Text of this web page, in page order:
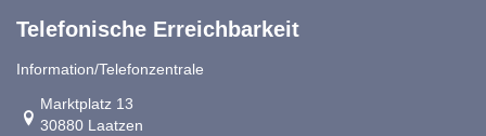
Telefonische Erreichbarkeit
Information/Telefonzentrale
Link zur Google-Maps Navigation
Marktplatz 13
30880 Laatzen